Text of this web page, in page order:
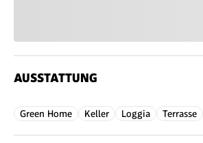
AUSSTATTUNG
Green Home Keller Loggia Terrasse